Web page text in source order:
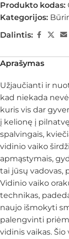
Produkto kodas:
Kategorijos:
Dalintis:
Aprašymas
Užjaučianti ir
kad niekada
kuris vis dar
į kelionę į
spalvingais,
vidinio vaiko
apmąstymais,
tai jūsų vadovas,
Vidinio vaiko
technikas,
naujo išmokyti
palengvinti
vidinis vaikas.